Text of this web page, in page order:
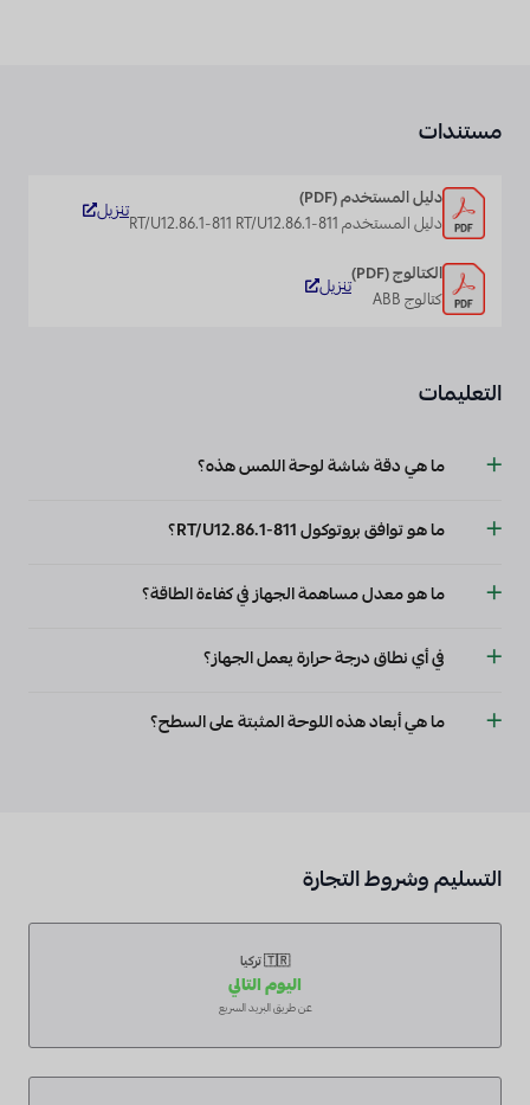
مستندات
دليل المستخدم (PDF)
دليل المستخدم RT/U12.86.1-811 RT/U12.86.1-811
تنزيل
الكتالوج (PDF)
كتالوج ABB
تنزيل
التعليمات
ما هي دقة شاشة لوحة اللمس هذه؟
ما هو توافق بروتوكول RT/U12.86.1-811؟
ما هو معدل مساهمة الجهاز في كفاءة الطاقة؟
في أي نطاق درجة حرارة يعمل الجهاز؟
ما هي أبعاد هذه اللوحة المثبتة على السطح؟
التسليم وشروط التجارة
🇹🇷 تركيا
اليوم التالي
عن طريق البريد السريع